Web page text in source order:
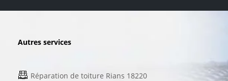
Autres services
Réparation de toiture Rians 18220